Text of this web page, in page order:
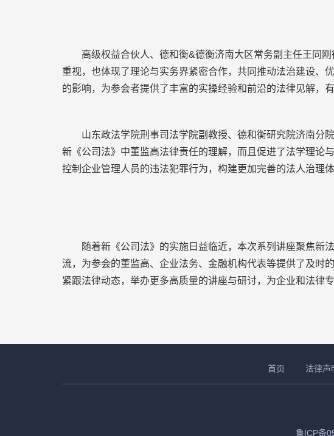
高级权益合伙人、德和衡&德衡济南大区常务副主任王同刚
重视，也体现了理论与实务界紧密合作，共同推动法治建设、
的影响，为参会者提供了丰富的实操经验和前沿的法律见解，
山东政法学院刑事司法学院副教授、德和衡研究院济南分院
新《公司法》中董监高法律责任的理解，而且促进了法学理论
控制企业管理人员的违法犯罪行为，构建更加完善的法人治理
随着新《公司法》的实施日益临近，本次系列讲座聚焦新法
流，为参会的董监高、企业法务、金融机构代表等提供了及时
紧跟法律动态，举办更多高质量的讲座与研讨，为企业和法律
首页 法律声
鲁ICP备